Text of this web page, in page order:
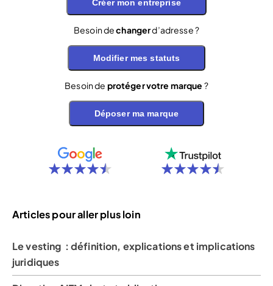
Créer mon entreprise
Besoin dechangerd’adresse ?
Modifier mes statuts
Besoin de protéger votre marque ?
Déposer ma marque
Articles pour aller plus loin
Le vesting : définition, explications et implications
juridiques